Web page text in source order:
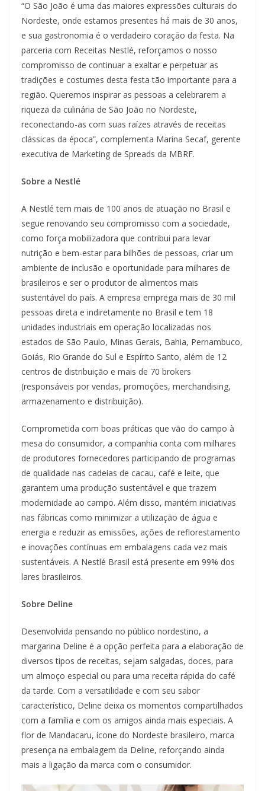
“O São João é uma das maiores expressões culturais do
Nordeste, onde estamos presentes há mais de 30 anos,
e sua gastronomia é o verdadeiro coração da festa. Na
parceria com Receitas Nestlé, reforçamos o nosso
compromisso de continuar a exaltar e perpetuar as
tradições e costumes desta festa tão importante para a
região. Queremos inspirar as pessoas a celebrarem a
riqueza da culinária de São João no Nordeste,
reconectando-as com suas raízes através de receitas
clássicas da época”, complementa Marina Secaf, gerente
executiva de Marketing de Spreads da MBRF.
Sobre a Nestlé
A Nestlé tem mais de 100 anos de atuação no Brasil e
segue renovando seu compromisso com a sociedade,
como força mobilizadora que contribui para levar
nutrição e bem-estar para bilhões de pessoas, criar um
ambiente de inclusão e oportunidade para milhares de
brasileiros e ser o produtor de alimentos mais
sustentável do país. A empresa emprega mais de 30 mil
pessoas direta e indiretamente no Brasil e tem 18
unidades industriais em operação localizadas nos
estados de São Paulo, Minas Gerais, Bahia, Pernambuco,
Goiás, Rio Grande do Sul e Espírito Santo, além de 12
centros de distribuição e mais de 70 brokers
(responsáveis por vendas, promoções, merchandising,
armazenamento e distribuição).
Comprometida com boas práticas que vão do campo à
mesa do consumidor, a companhia conta com milhares
de produtores fornecedores participando de programas
de qualidade nas cadeias de cacau, café e leite, que
garantem uma produção sustentável e que trazem
modernidade ao campo. Além disso, mantém iniciativas
nas fábricas como minimizar a utilização de água e
energia e reduzir as emissões, ações de reflorestamento
e inovações contínuas em embalagens cada vez mais
sustentáveis. A Nestlé Brasil está presente em 99% dos
lares brasileiros.
Sobre Deline
Desenvolvida pensando no público nordestino, a
margarina Deline é a opção perfeita para a elaboração de
diversos tipos de receitas, sejam salgadas, doces, para
um almoço especial ou para uma receita rápida do café
da tarde. Com a versatilidade e com seu sabor
característico, Deline deixa os momentos compartilhados
com a família e com os amigos ainda mais especiais. A
flor de Mandacaru, ícone do Nordeste brasileiro, marca
presença na embalagem da Deline, reforçando ainda
mais a ligação da marca com o consumidor.